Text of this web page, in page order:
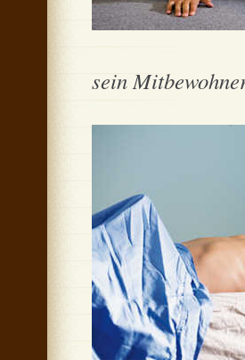
sein